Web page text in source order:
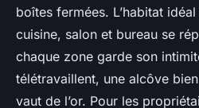
boîtes fermées. L’habitat
cuisine, salon et bureau se
chaque zone garde son
télétravaillent, une alcôve
vaut de l’or. Pour les